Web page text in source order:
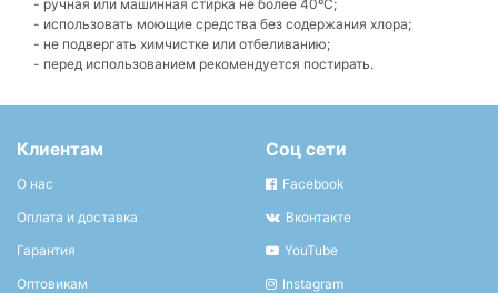
- ручная или машинная стирка не более 40ºС;
- использовать моющие средства без содержания хлора;
- не подвергать химчистке или отбеливанию;
- перед использованием рекомендуется постирать.
Клиентам
О нас
Оплата и доставка
Гарантия
Оптовикам
Соц сети
Facebook
Вконтакте
YouTube
Instagram